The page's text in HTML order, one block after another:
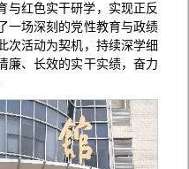
与红色实干研学，实现正反
一场深刻的党性教育与政绩
次活动为契机，持续深学细
廉、长效的实干实绩，奋力